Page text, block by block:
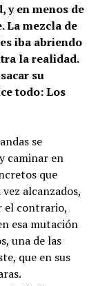
y en menos de
La mezcla de
iba abriendo
la realidad.
su
todo: Los
se
caminar en
que
alcanzados,
el contrario,
esa mutación
una de las
que en sus